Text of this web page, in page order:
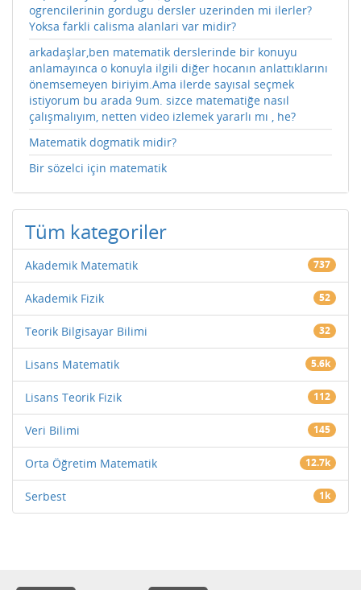
ogrencilerinin gordugu dersler uzerinden mi ilerler?
Yoksa farkli calisma alanlari var midir?
arkadaşlar,ben matematik derslerinde bir konuyu
anlamayınca o konuyla ilgili diğer hocanın anlattıklarını
önemsemeyen biriyim.Ama ilerde sayısal seçmek
istiyorum bu arada 9um. sizce matematiğe nasıl
çalışmalıyım, netten video izlemek yararlı mı , he?
Matematik dogmatik midir?
Bir sözelci için matematik
Tüm kategoriler
Akademik Matematik 737
Akademik Fizik 52
Teorik Bilgisayar Bilimi 32
Lisans Matematik 5.6k
Lisans Teorik Fizik 112
Veri Bilimi 145
Orta Öğretim Matematik 12.7k
Serbest 1k